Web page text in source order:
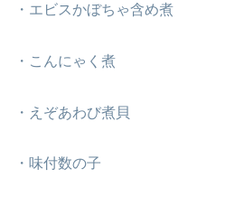
・エビスかぼちゃ含め煮
・こんにゃく煮
・えぞあわび煮貝
・味付数の子